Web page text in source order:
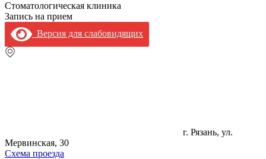
Стоматологическая клиника
Запись на прием
Версия для слабовидящих
г. Рязань, ул.
Мервинская, 30
Схема проезда